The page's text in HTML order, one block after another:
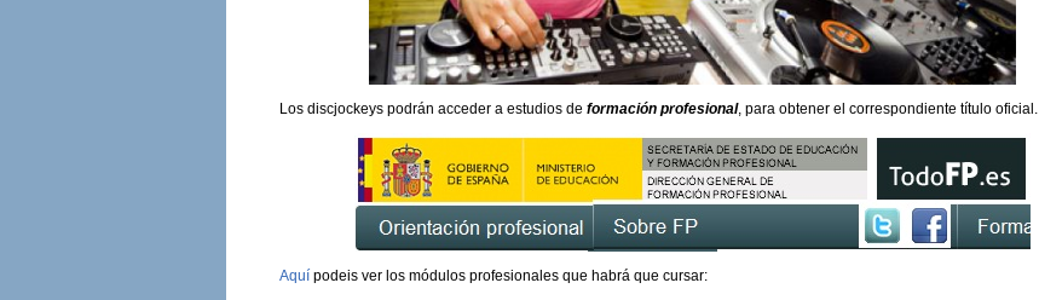
Los discjockeys podrán acceder a estudios de formación profesional, para obtener el correspondiente título oficial.
Aquí podeis ver los módulos profesionales que habrá que cursar: